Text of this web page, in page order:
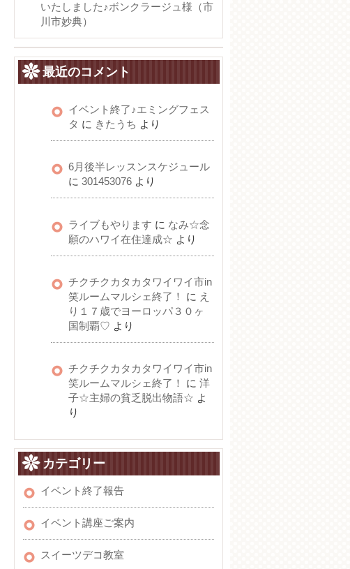
いたしました♪ボンクラージュ様（市
川市妙典）
最近のコメント
イベント終了♪エミングフェス
タ に きたうち より
6月後半レッスンスケジュール
に 301453076 より
ライブもやります に なみ☆念
願のハワイ在住達成☆ より
チクチクカタカタワイワイ市in
笑ルームマルシェ終了！
に え
り１７歳でヨーロッパ３０ヶ
国制覇♡ より
チクチクカタカタワイワイ市in
笑ルームマルシェ終了！
に 洋
子☆主婦の貧乏脱出物語☆ よ
り
カテゴリー
イベント終了報告
イベント講座ご案内
スイーツデコ教室